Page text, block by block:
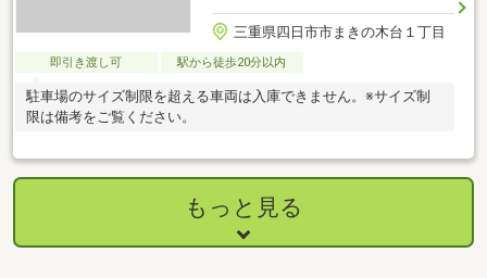
三重県四日市市まきの木台１丁目
即引き渡し可 駅から徒歩20分以内
駐車場のサイズ制限を超える車両は入庫できません。※サイズ制
限は備考をご覧ください。
もっと見る